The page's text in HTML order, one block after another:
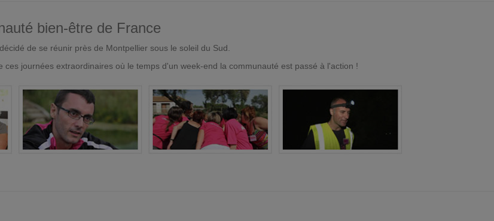
bien-être de France
de se réunir près de Montpellier sous le soleil du Sud.
journées extraordinaires où le temps d'un week-end la communauté est passé à l'action !